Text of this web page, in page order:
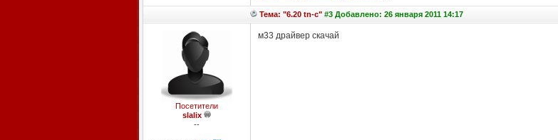
Тема: "6.20 tn-c"#3 Добавлено: 26 января 2011 14:17
Посетители
slalix
--
м33 драйвер скачай